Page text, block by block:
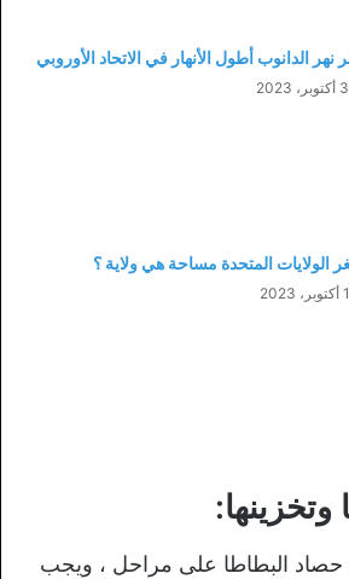
نهر الدانوب أطول الأنهار في الاتحاد الأوروبي
2023
الولايات المتحدة مساحة هي ولاية ؟
حصاد البطاطا على مراحل ، ويجب